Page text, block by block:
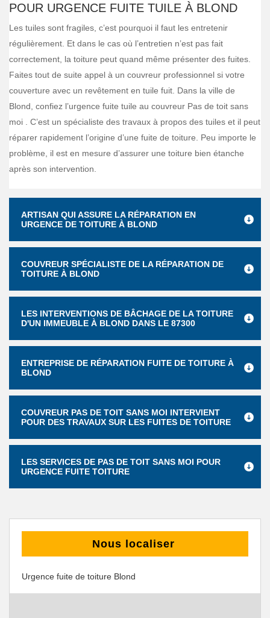
POUR URGENCE FUITE TUILE À BLOND
Les tuiles sont fragiles, c’est pourquoi il faut les entretenir
régulièrement. Et dans le cas où l’entretien n’est pas fait
correctement, la toiture peut quand même présenter des fuites.
Faites tout de suite appel à un couvreur professionnel si votre
couverture avec un revêtement en tuile fuit. Dans la ville de
Blond, confiez l’urgence fuite tuile au couvreur Pas de toit sans
moi . C’est un spécialiste des travaux à propos des tuiles et il peut
réparer rapidement l’origine d’une fuite de toiture. Peu importe le
problème, il est en mesure d’assurer une toiture bien étanche
après son intervention.
ARTISAN QUI ASSURE LA RÉPARATION EN
URGENCE DE TOITURE À BLOND
COUVREUR SPÉCIALISTE DE LA RÉPARATION DE
TOITURE À BLOND
LES INTERVENTIONS DE BÂCHAGE DE LA TOITURE
D'UN IMMEUBLE À BLOND DANS LE 87300
ENTREPRISE DE RÉPARATION FUITE DE TOITURE À
BLOND
COUVREUR PAS DE TOIT SANS MOI INTERVIENT
POUR DES TRAVAUX SUR LES FUITES DE TOITURE
LES SERVICES DE PAS DE TOIT SANS MOI POUR
URGENCE FUITE TOITURE
Nous localiser
Urgence fuite de toiture Blond